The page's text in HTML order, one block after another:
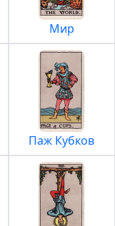
Мир
Паж Кубков